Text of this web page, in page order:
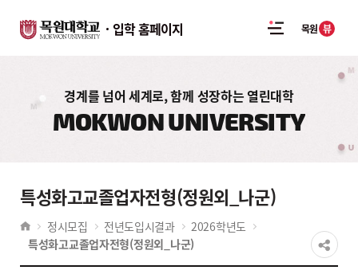
입학 홈페이지 목원 뷰
경계를 넘어 세계로, 함께 성장하는 열린대학
MOKWON UNIVERSITY
특성화고교졸업자전형(정원외_나군)
정시모집 전년도입시결과
2026학년도
특성화고교졸업자전형(정원외_나군)